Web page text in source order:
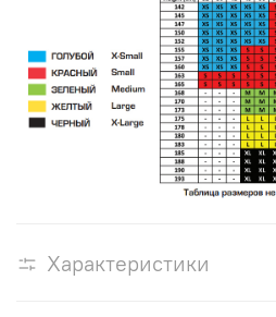
Характеристики